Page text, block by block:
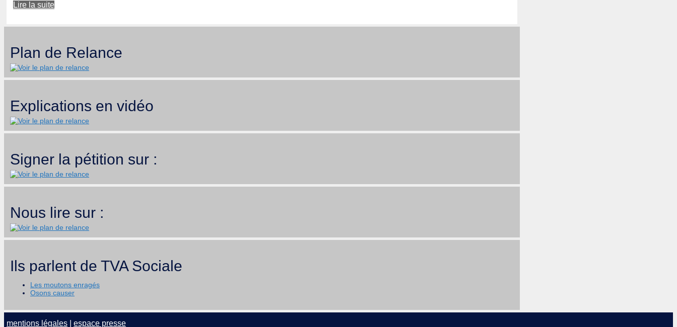
Lire la suite
Plan de Relance
Explications en vidéo
Signer la pétition sur :
Nous lire sur :
Ils parlent de TVA Sociale
Les moutons enragés
Osons causer
mentions légales espace presse